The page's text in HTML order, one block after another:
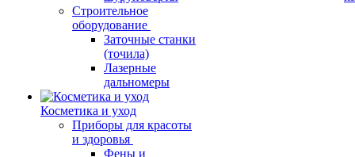
Строительное
оборудование
Заточные станки
(точила)
Лазерные
дальномеры
Косметика и уход
Приборы для красоты
и здоровья
Фены и